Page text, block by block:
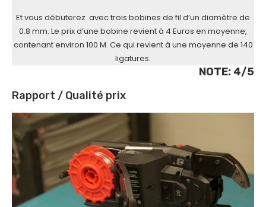
Et vous débuterez avec trois bobines de fil d’un diamètre de
0.8 mm. Le prix d’une bobine revient à 4 Euros en moyenne,
contenant environ 100 M. Ce qui revient à une moyenne de 140
ligatures.
NOTE: 4/5
Rapport / Qualité prix